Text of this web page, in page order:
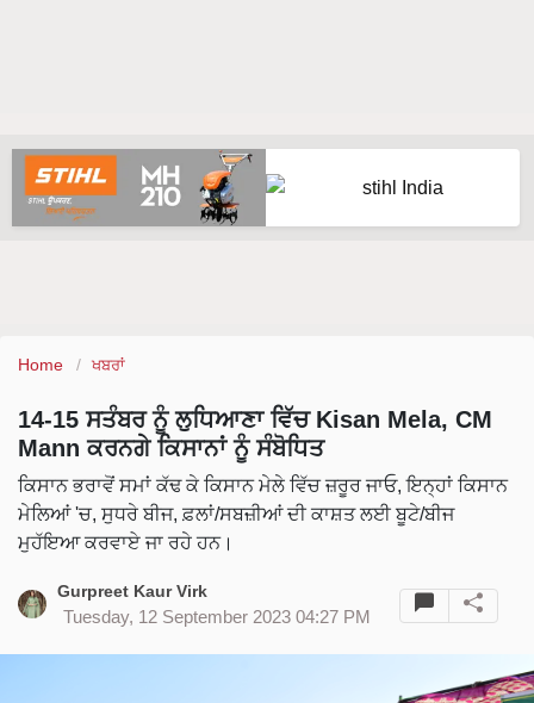
Home ਖਬਰਾਂ
14-15 ਸਤੰਬਰ ਨੂੰ ਲੁਧਿਆਣਾ ਵਿੱਚ Kisan Mela, CM
Mann ਕਰਨਗੇ ਕਿਸਾਨਾਂ ਨੂੰ ਸੰਬੋਧਿਤ
ਕਿਸਾਨ ਭਰਾਵੋਂ ਸਮਾਂ ਕੱਢ ਕੇ ਕਿਸਾਨ ਮੇਲੇ ਵਿੱਚ ਜ਼ਰੂਰ ਜਾਓ, ਇਨ੍ਹਾਂ ਕਿਸਾਨ
ਮੇਲਿਆਂ 'ਚ, ਸੁਧਰੇ ਬੀਜ, ਫ਼ਲਾਂ/ਸਬਜ਼ੀਆਂ ਦੀ ਕਾਸ਼ਤ ਲਈ ਬੂਟੇ/ਬੀਜ
ਮੁਹੱਇਆ ਕਰਵਾਏ ਜਾ ਰਹੇ ਹਨ।
Gurpreet Kaur Virk
Tuesday, 12 September 2023 04:27 PM